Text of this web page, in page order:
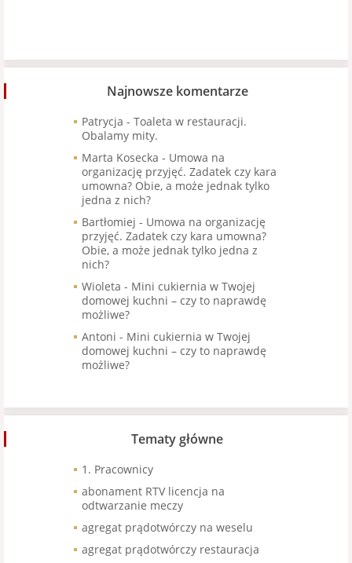
Najnowsze komentarze
Patrycja - Toaleta w restauracji.
Obalamy mity.
Marta Kosecka - Umowa na
organizację przyjęć. Zadatek czy kara
umowna? Obie, a może jednak tylko
jedna z nich?
Bartłomiej - Umowa na organizację
przyjęć. Zadatek czy kara umowna?
Obie, a może jednak tylko jedna z
nich?
Wioleta - Mini cukiernia w Twojej
domowej kuchni – czy to naprawdę
możliwe?
Antoni - Mini cukiernia w Twojej
domowej kuchni – czy to naprawdę
możliwe?
Tematy główne
1. Pracownicy
abonament RTV licencja na
odtwarzanie meczy
agregat prądotwórczy na weselu
agregat prądotwórczy restauracja